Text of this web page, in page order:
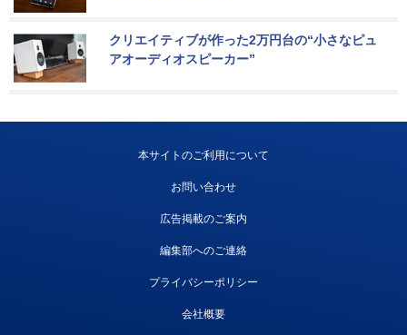
クリエイティブが作った2万円台の“小さなピュ
アオーディオスピーカー”
本サイトのご利用について
お問い合わせ
広告掲載のご案内
編集部へのご連絡
プライバシーポリシー
会社概要